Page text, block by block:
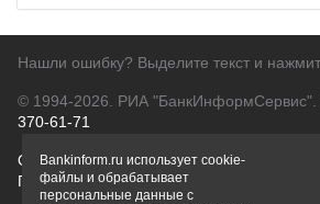
Нашли ошибку? Выделите текст и
© 1994-2026. РИА "БанкИнформСервис".
370-61-71
О проектеПолитика конфиденциальности
Правовая информацияДля
Bankinform.ru использует cookie-
файлы и обрабатывает
персональные данные с